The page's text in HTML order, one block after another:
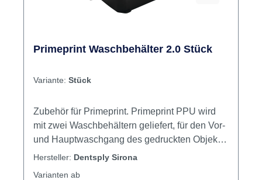
Primeprint Waschbehälter 2.0 Stück
Variante: Stück
Zubehör für Primeprint. Primeprint PPU wird
mit zwei Waschbehältern geliefert, für den Vor-
und Hauptwaschgang des gedruckten Objekts
in Isopropanol. Mit Hilfe des RFID-Tags
Hersteller: Dentsply Sirona
Varianten ab